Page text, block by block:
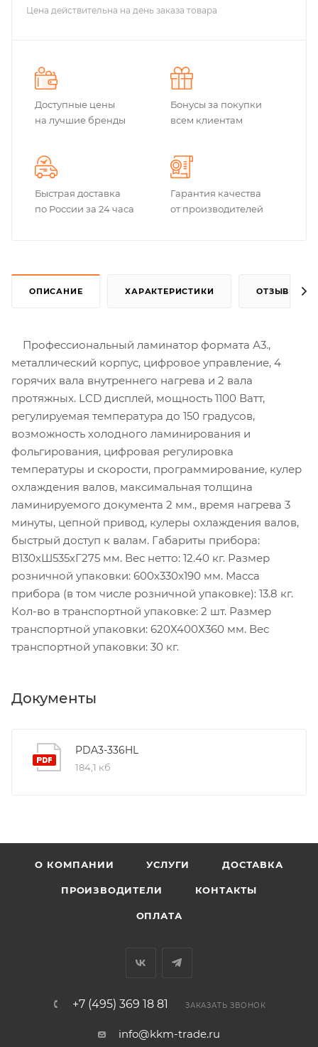
Цена действительна на день заказа товара
Доступные цены
на лучшие бренды
Бонусы за покупки
всем клиентам
Быстрая доставка
по России за 24 часа
Гарантия качества
от производителей
ОПИСАНИЕ ХАРАКТЕРИСТИКИ ОТЗЫВЫ
Профессиональный ламинатор формата А3.,
металлический корпус, цифровое управление, 4
горячих вала внутреннего нагрева и 2 вала
протяжных. LCD дисплей, мощность 1100 Ватт,
регулируемая температура до 150 градусов,
возможность холодного ламинирования и
фольгирования, цифровая регулировка
температуры и скорости, программирование, кулер
охлаждения валов, максимальная толщина
ламинируемого документа 2 мм., время нагрева 3
минуты, цепной привод, кулеры охлаждения валов,
быстрый доступ к валам. Габариты прибора:
В130хШ535хГ275 мм. Вес нетто: 12.40 кг. Размер
розничной упаковки: 600х330х190 мм. Масса
прибора (в том числе розничной упаковке): 13.8 кг.
Кол-во в транспортной упаковке: 2 шт. Размер
транспортной упаковки: 620Х400Х360 мм. Вес
транспортной упаковки: 30 кг.
Документы
PDA3-336HL
184,1 кб
О КОМПАНИИ УСЛУГИ ДОСТАВКА
ПРОИЗВОДИТЕЛИ КОНТАКТЫ
ОПЛАТА
+7 (495) 369 18 81 ЗАКАЗАТЬ ЗВОНОК
info@kkm-trade.ru